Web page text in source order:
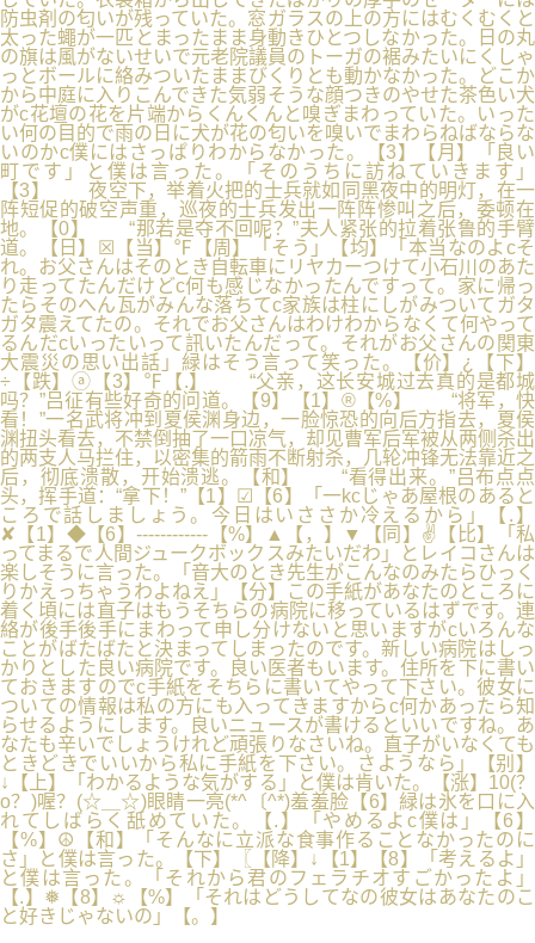
防虫剤の匂いが残っていた。窓ガラスの上の方にはむくむくと
太った蠅が一匹とまったまま身動きひとつしなかった。日の丸
の旗は風がないせいで元老院議員のトーガの裾みたいにくしゃ
っとボールに絡みついたままびくりとも動かなかった。どこか
から中庭に入りこんできた気弱そうな顔つきのやせた茶色い犬
がc花壇の花を片端からくんくんと嗅ぎまわっていた。いった
い何の目的で雨の日に犬が花の匂いを嗅いでまわらねばならな
いのかc僕にはさっぱりわからなかった。【3】【月】「良い
町です」と僕は言った。「そのうちに訪ねていきます」
【3】 夜空下，举着火把的士兵就如同黑夜中的明灯，在一
阵短促的破空声重，巡夜的士兵发出一阵阵惨叫之后，委顿在
地。【0】 “那若是夺不回呢？”夫人紧张的拉着张鲁的手臂
道。【日】☒【当】℉【周】「そう」【均】「本当なのよcそ
れ。お父さんはそのとき自転車にリヤカーつけて小石川のあた
り走ってたんだけどc何も感じなかったんですって。家に帰っ
たらそのへん瓦がみんな落ちてc家族は柱にしがみついてガタ
ガタ震えてたの。それでお父さんはわけわからなくて何やって
るんだcいったいって訊いたんだって。それがお父さんの関東
大震災の思い出話」緑はそう言って笑った。【价】¿【下】
÷【跌】ⓐ【3】℉【.】 “父亲，这长安城过去真的是都城
吗？”吕征有些好奇的问道。【9】【1】®【%】 “将军，快
看！”一名武将冲到夏侯渊身边，一脸惊恐的向后方指去，夏侯
渊扭头看去，不禁倒抽了一口凉气，却见曹军后军被从两侧杀出
的两支人马拦住，以密集的箭雨不断射杀，几轮冲锋无法靠近之
后，彻底溃散，开始溃逃。【和】 “看得出来。”吕布点点
头，挥手道：“拿下！”【1】☑【6】「一kcじゃあ屋根のあると
ころで話しましょう。今日はいささか冷えるから」【.】
✘【1】◆【6】------------【%】▲【，】▼【同】✌【比】「私
ってまるで人間ジュークボックスみたいだわ」とレイコさんは
楽しそうに言った。「音大のとき先生がこんなのみたらひっく
りかえっちゃうわよねえ」【分】この手紙があなたのところに
着く頃には直子はもうそちらの病院に移っているはずです。連
絡が後手後手にまわって申し分けないと思いますがcいろんな
ことがばたばたと決まってしまったのです。新しい病院はしっ
かりとした良い病院です。良い医者もいます。住所を下に書い
ておきますのでc手紙をそちらに書いてやって下さい。彼女に
ついての情報は私の方にも入ってきますからc何かあったら知
らせるようにします。良いニュースが書けるといいですね。あ
なたも辛いでしょうけれど頑張りなさいね。直子がいなくても
ときどきでいいから私に手紙を下さい。さようなら」【别】
↓【上】「わかるような気がする」と僕は肯いた。【涨】10(？
o？)喔？(☆＿☆)眼睛一亮(*^〔^*)羞羞脸【6】緑は氷を口に入
れてしばらく舐めていた。【.】「やめるよc僕は」【6】
【%】☮【和】「そんなに立派な食事作ることなかったのに
さ」と僕は言った。【下】〖【降】↓【1】【8】「考えるよ」
と僕は言った。「それから君のフェラチオすごかったよ」
【.】❅【8】☼【%】「それはどうしてなの彼女はあなたのこ
と好きじゃないの」【。】